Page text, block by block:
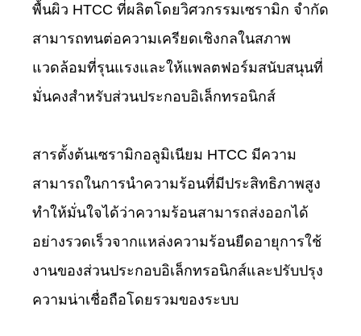
พื้นผิว HTCC ที่ผลิตโดยวิศวกรรมเซรามิก จำกัด
สามารถทนต่อความเครียดเชิงกลในสภาพ
แวดล้อมที่รุนแรงและให้แพลตฟอร์มสนับสนุนที่
มั่นคงสำหรับส่วนประกอบอิเล็กทรอนิกส์
สารตั้งต้นเซรามิกอลูมิเนียม HTCC มีความ
สามารถในการนำความร้อนที่มีประสิทธิภาพสูง
ทำให้มั่นใจได้ว่าความร้อนสามารถส่งออกได้
อย่างรวดเร็วจากแหล่งความร้อนยืดอายุการใช้
งานของส่วนประกอบอิเล็กทรอนิกส์และปรับปรุง
ความน่าเชื่อถือโดยรวมของระบบ